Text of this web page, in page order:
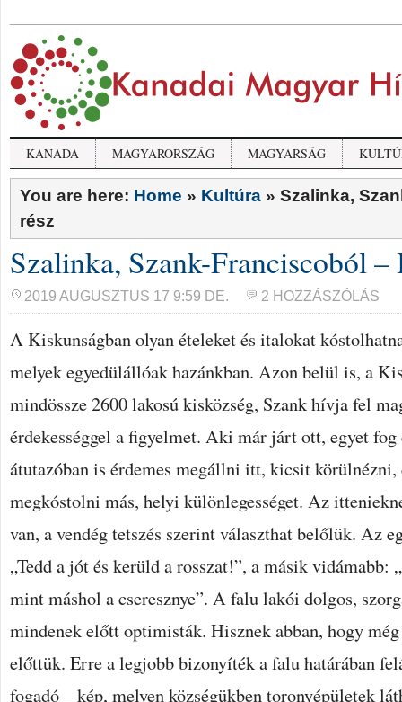
KANADA MAGYARORSZÁG MAGYARSÁG
You are here: Home » Kultúra » Szalinka,
rész
Szalinka, Szank-Franciscoból –
2019 AUGUSZTUS 17 9:59 DE. 2 HOZZÁSZÓLÁS
A Kiskunságban olyan ételeket és italokat
melyek egyedülállóak hazánkban. Azon belül is, a
mindössze 2600 lakosú kisközség, Szank hívja fel
érdekességgel a figyelmet. Aki már járt ott, egyet
átutazóban is érdemes megállni itt, kicsit körülnézni,
megkóstolni más, helyi különlegességet. Az
van, a vendég tetszés szerint választhat belőlük. Az
„Tedd a jót és kerüld a rosszat!”, a másik vidámabb:
mint máshol a cseresznye”. A falu lakói dolgos,
mindenek előtt optimisták. Hisznek abban, hogy
előttük. Erre a legjobb bizonyíték a falu határában
fogadó – kép, melyen községükben toronyépületek